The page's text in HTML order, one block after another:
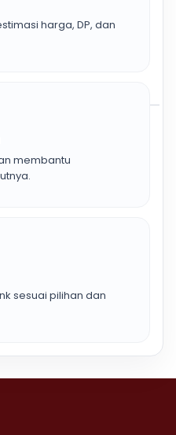
harga, DP, dan
membantu
sesuai pilihan dan